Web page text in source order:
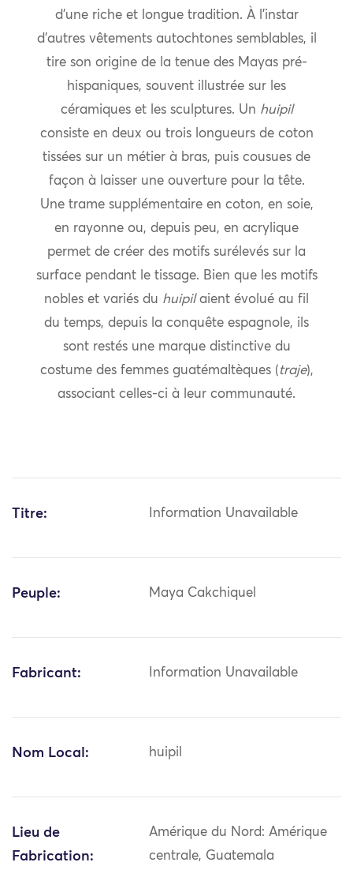
d’une riche et longue tradition. À l’instar
d’autres vêtements autochtones semblables, il
tire son origine de la tenue des Mayas pré-
hispaniques, souvent illustrée sur les
céramiques et les sculptures. Un huipil
consiste en deux ou trois longueurs de coton
tissées sur un métier à bras, puis cousues de
façon à laisser une ouverture pour la tête.
Une trame supplémentaire en coton, en soie,
en rayonne ou, depuis peu, en acrylique
permet de créer des motifs surélevés sur la
surface pendant le tissage. Bien que les motifs
nobles et variés du huipilaient évolué au fil
du temps, depuis la conquête espagnole, ils
sont restés une marque distinctive du
costume des femmes guatémaltèques (traje),
associant celles-ci à leur communauté.
Titre: Information Unavailable
Peuple: Maya Cakchiquel
Fabricant: Information Unavailable
Nom Local: huipil
Lieu de
Fabrication:
Amérique du Nord: Amérique
centrale, Guatemala